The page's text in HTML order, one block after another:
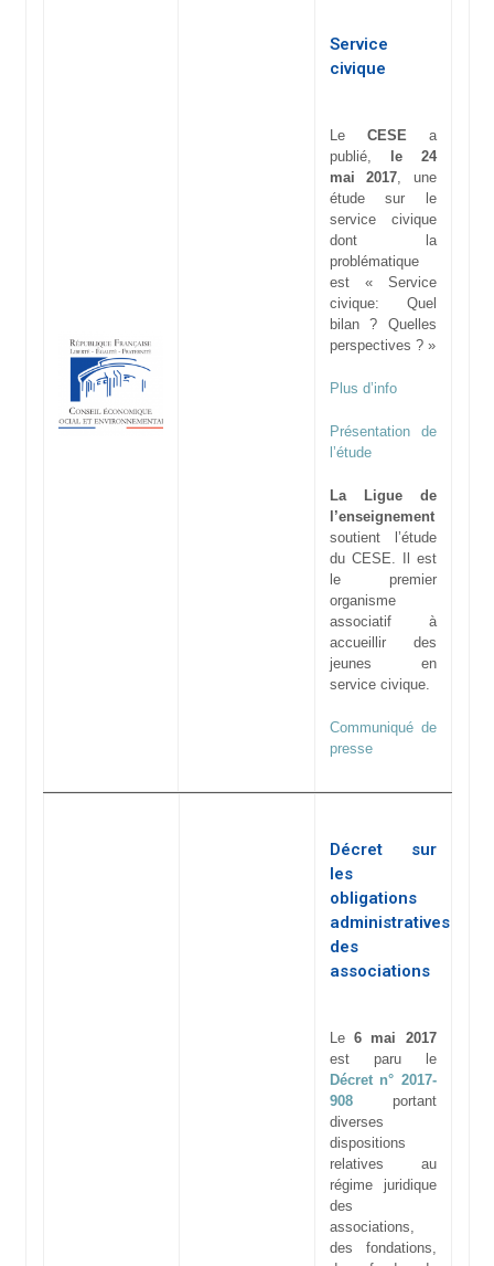
Service
civique
Le CESEa
publié,
le 24
mai 2017, une
étude sur le
service civique
dont la
problématique
est « Service
civique: Quel
bilan ? Quelles
perspectives ? »
Plus d’info
Présentation de
l’étude
La Ligue de
l’enseignement
soutient l’étude
du CESE. Il est
le premier
organisme
associatif à
accueillir des
jeunes en
service civique.
Communiqué de
presse
Décret sur
les
obligations
administratives
des
associations
Le6 mai 2017
est paru le
Décret n° 2017-
908
portant
diverses
dispositions
relatives au
régime juridique
des
associations,
des fondations,